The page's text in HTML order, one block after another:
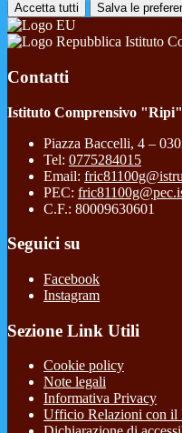
Accetta tutti Salva le
Istituto
Contatti
Istituto Comprensivo "Ripi"
Piazza Baccelli, 4 –
Tel: 0775284015
Email:
PEC:
C.F.: 80009630601
Seguici su
Facebook
Instagram
Sezione Link Utili
Cookie policy
Note legali
Informativa Privacy
Ufficio Relazioni con il